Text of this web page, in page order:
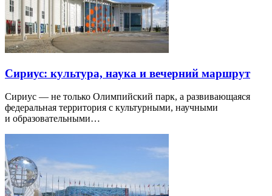
Сириус: культура, наука и вечерний маршрут
Сириус — не только Олимпийский парк, а развивающаяся
федеральная территория с культурными, научными
и образовательными…